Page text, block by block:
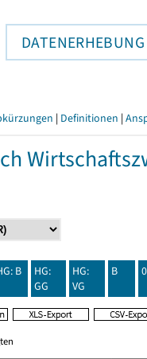
DATENERHEBUNG
| Definitionen |
B
HG:
GG
HG:
VG
B